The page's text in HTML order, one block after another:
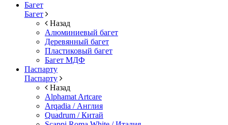
Багет
Багет
Назад
Алюминиевый багет
Деревянный багет
Пластиковый багет
Багет МДФ
Паспарту
Паспарту
Назад
Alphamat Artcare
Arqadia / Англия
Quadrum / Китай